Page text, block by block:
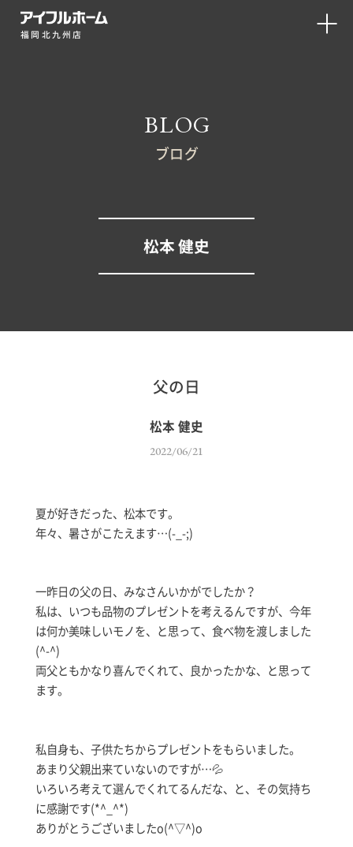
福岡北九州店
BLOG
ブログ
松本 健史
父の日
松本 健史
2022/06/21
夏が好きだった、松本です。
年々、暑さがこたえます…(-_-;)
一昨日の父の日、みなさんいかがでしたか？
私は、いつも品物のプレゼントを考えるんですが、今年
は何か美味しいモノを、と思って、食べ物を渡しました
(^-^)
両父ともかなり喜んでくれて、良かったかな、と思って
ます。
私自身も、子供たちからプレゼントをもらいました。
あまり父親出来ていないのですが…💦
いろいろ考えて選んでくれてるんだな、と、その気持ち
に感謝です(*^_^*)
ありがとうございましたo(^▽^)o